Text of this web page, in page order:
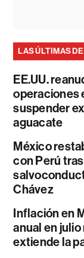
LAS ÚLTIMAS
EE.UU.
operaciones
suspender
aguacate
México
con Perú
Chávez
Inflación en
anual en
extiende la